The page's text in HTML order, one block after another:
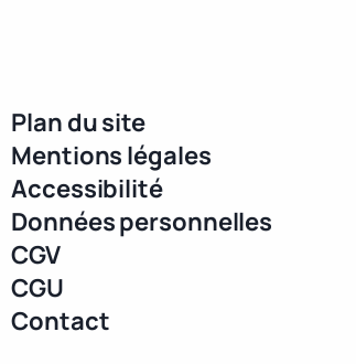
Plan du site
Mentions légales
Accessibilité
Données personnelles
CGV
CGU
Contact